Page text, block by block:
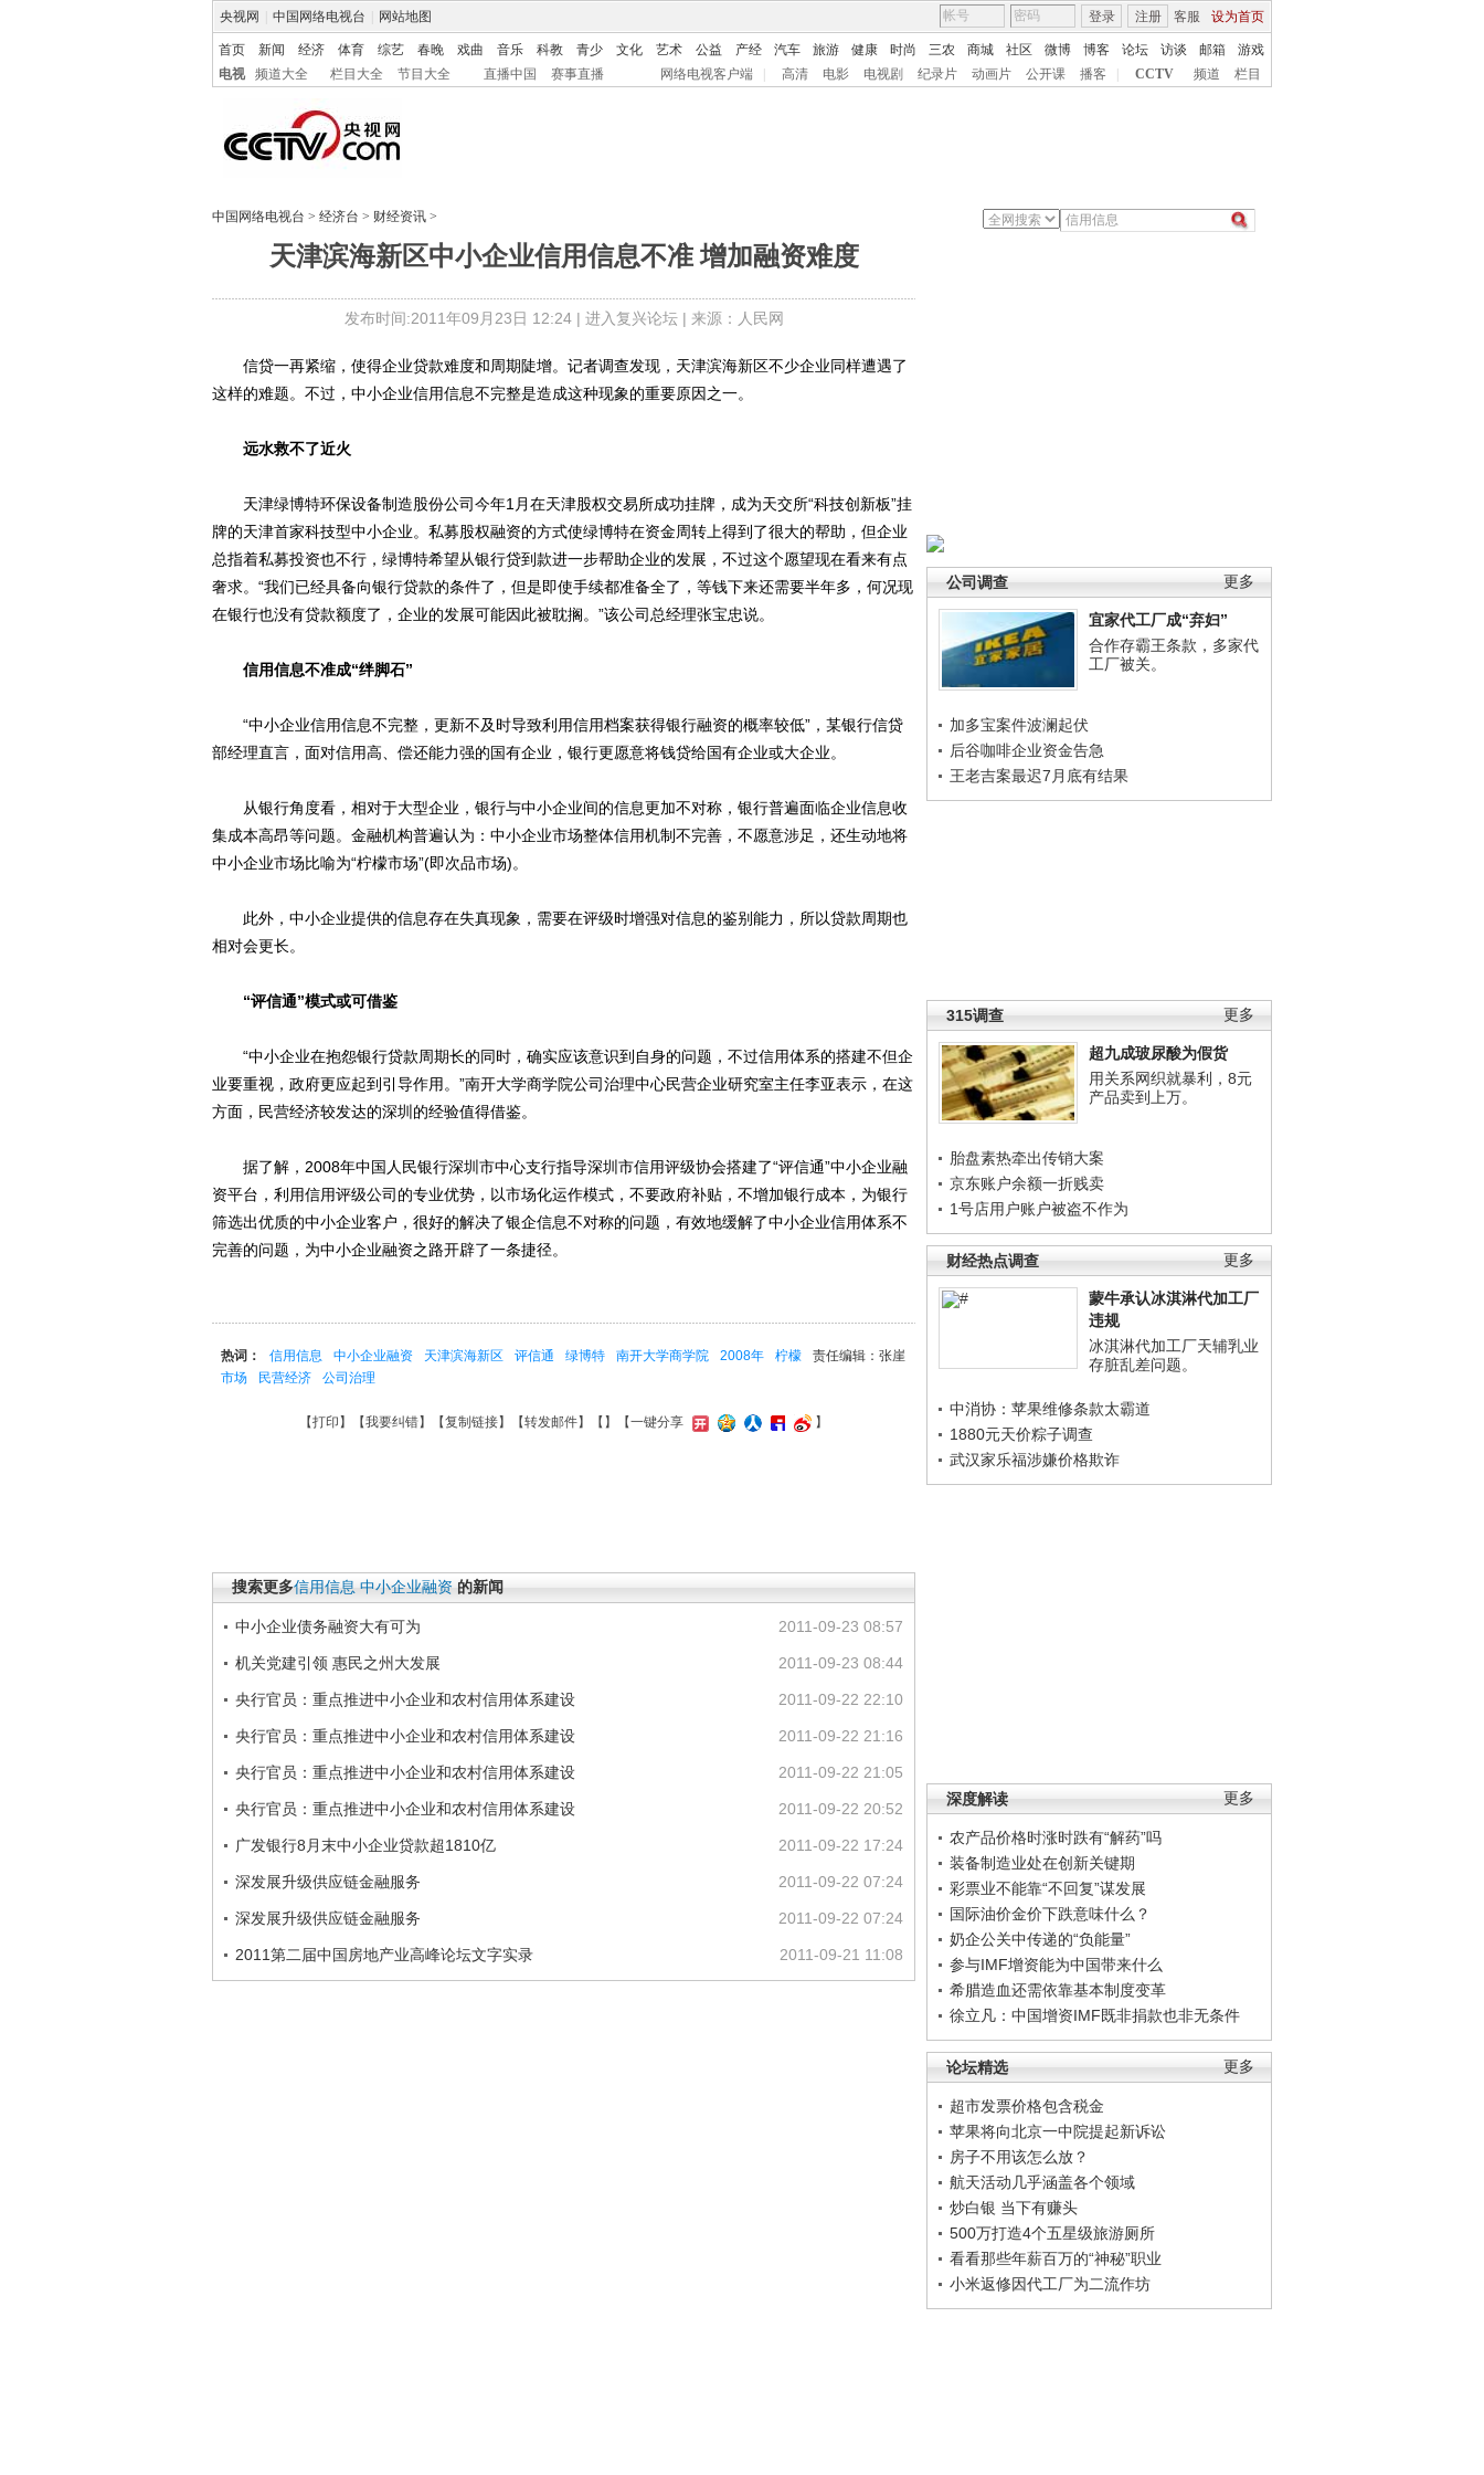
央视网 中国网络电视台 网站地图 客服 设为首页
登录 注册
首页 新闻 经济 体育 综艺 春晚 戏曲 音乐 科教 青少 文化 艺术 公益 产经 汽车 旅游 健康 时尚 三农 商城 社区 微博 博客 论坛 访谈 邮箱
游戏
电视
频道大全 栏目大全 节目大全 直播中国 赛事直播 网络电视客户端 高清 电影 电视剧 纪录片 动画片 公开课 播客 CCTV 频道 栏目
中国网络电视台 > 经济台 > 财经资讯 >
天津滨海新区中小企业信用信息不准 增加融资难度
发布时间:2011年09月23日 12:24 | 进入复兴论坛| 来源：人民网
更多
公司调查
宜家代工厂成“弃妇”
合作存霸王条款，多家代
工厂被关。
加多宝案件波澜起伏
后谷咖啡企业资金告急
王老吉案最迟7月底有结果
更多
315调查
超九成玻尿酸为假货
用关系网织就暴利，8元
产品卖到上万。
胎盘素热牵出传销大案
京东账户余额一折贱卖
1号店用户账户被盗不作为
更多
财经热点调查
蒙牛承认冰淇淋代加工厂
违规
冰淇淋代加工厂天辅乳业
存脏乱差问题。
中消协：苹果维修条款太霸道
1880元天价粽子调查
武汉家乐福涉嫌价格欺诈
更多
深度解读
农产品价格时涨时跌有“解药”吗
装备制造业处在创新关键期
彩票业不能靠“不回复”谋发展
国际油价金价下跌意味什么？
奶企公关中传递的“负能量”
参与IMF增资能为中国带来什么
希腊造血还需依靠基本制度变革
徐立凡：中国增资IMF既非捐款也非无条件
更多
论坛精选
超市发票价格包含税金
苹果将向北京一中院提起新诉讼
房子不用该怎么放？
航天活动几乎涵盖各个领域
炒白银 当下有赚头
500万打造4个五星级旅游厕所
看看那些年薪百万的“神秘”职业
小米返修因代工厂为二流作坊
信贷一再紧缩，使得企业贷款难度和周期陡增。记者调查发现，天津滨海新区不少企业同样遭遇了
这样的难题。不过，中小企业信用信息不完整是造成这种现象的重要原因之一。
远水救不了近火
天津绿博特环保设备制造股份公司今年1月在天津股权交易所成功挂牌，成为天交所“科技创新板”挂
牌的天津首家科技型中小企业。私募股权融资的方式使绿博特在资金周转上得到了很大的帮助，但企业
总指着私募投资也不行，绿博特希望从银行贷到款进一步帮助企业的发展，不过这个愿望现在看来有点
奢求。“我们已经具备向银行贷款的条件了，但是即使手续都准备全了，等钱下来还需要半年多，何况现
在银行也没有贷款额度了，企业的发展可能因此被耽搁。”该公司总经理张宝忠说。
信用信息不准成“绊脚石”
“中小企业信用信息不完整，更新不及时导致利用信用档案获得银行融资的概率较低”，某银行信贷
部经理直言，面对信用高、偿还能力强的国有企业，银行更愿意将钱贷给国有企业或大企业。
从银行角度看，相对于大型企业，银行与中小企业间的信息更加不对称，银行普遍面临企业信息收
集成本高昂等问题。金融机构普遍认为：中小企业市场整体信用机制不完善，不愿意涉足，还生动地将
中小企业市场比喻为“柠檬市场”(即次品市场)。
此外，中小企业提供的信息存在失真现象，需要在评级时增强对信息的鉴别能力，所以贷款周期也
相对会更长。
“评信通”模式或可借鉴
“中小企业在抱怨银行贷款周期长的同时，确实应该意识到自身的问题，不过信用体系的搭建不但企
业要重视，政府更应起到引导作用。”南开大学商学院公司治理中心民营企业研究室主任李亚表示，在这
方面，民营经济较发达的深圳的经验值得借鉴。
据了解，2008年中国人民银行深圳市中心支行指导深圳市信用评级协会搭建了“评信通”中小企业融
资平台，利用信用评级公司的专业优势，以市场化运作模式，不要政府补贴，不增加银行成本，为银行
筛选出优质的中小企业客户，很好的解决了银企信息不对称的问题，有效地缓解了中小企业信用体系不
完善的问题，为中小企业融资之路开辟了一条捷径。
责任编辑：张崖
热词： 信用信息 中小企业融资 天津滨海新区 评信通 绿博特 南开大学商学院 2008年
柠檬
市场
民营经济 公司治理
【打印 】【我要纠错】【复制链接】【转发邮件】【 】 【一键分享 】
搜索更多信用信息 中小企业融资 的新闻
2011-09-23 08:57
中小企业债务融资大有可为
2011-09-23 08:44
机关党建引领 惠民之州大发展
2011-09-22 22:10
央行官员：重点推进中小企业和农村信用体系建设
2011-09-22 21:16
央行官员：重点推进中小企业和农村信用体系建设
2011-09-22 21:05
央行官员：重点推进中小企业和农村信用体系建设
2011-09-22 20:52
央行官员：重点推进中小企业和农村信用体系建设
2011-09-22 17:24
广发银行8月末中小企业贷款超1810亿
2011-09-22 07:24
深发展升级供应链金融服务
2011-09-22 07:24
深发展升级供应链金融服务
2011-09-21 11:08
2011第二届中国房地产业高峰论坛文字实录